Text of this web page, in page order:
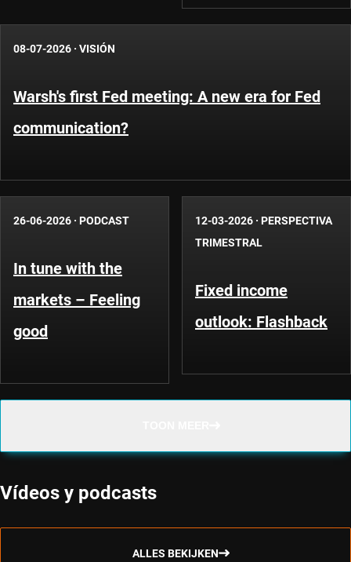
08-07-2026 · VISIÓN
Warsh's first Fed meeting: A new era for Fed
communication?
26-06-2026 · PODCAST
In tune with the
markets – Feeling
good
12-03-2026 · PERSPECTIVA
TRIMESTRAL
Fixed income
outlook: Flashback
Vídeos y podcasts
ALLES BEKIJKEN